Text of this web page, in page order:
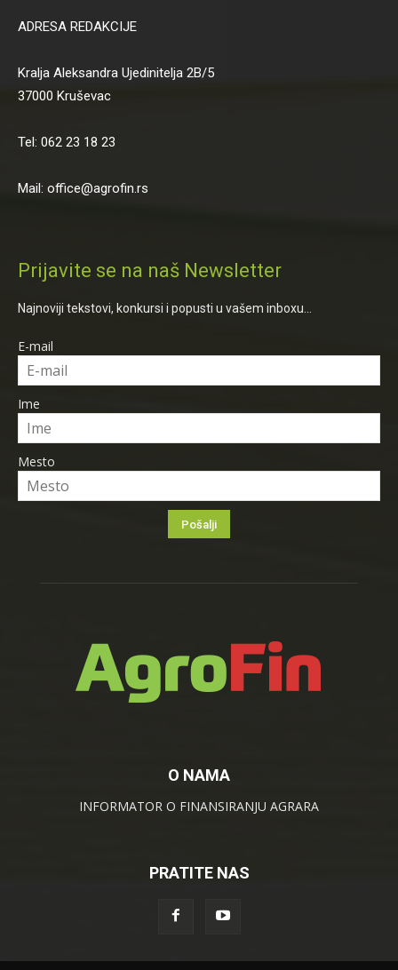
ADRESA REDAKCIJE
Kralja Aleksandra Ujedinitelja 2B/5
37000 Kruševac
Tel: 062 23 18 23
Mail: office@agrofin.rs
Prijavite se na naš Newsletter
Najnoviji tekstovi, konkursi i popusti u vašem inboxu...
E-mail
Ime
Mesto
O NAMA
INFORMATOR O FINANSIRANJU AGRARA
PRATITE NAS